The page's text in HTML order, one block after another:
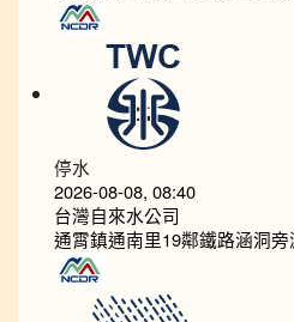
停水
2026-08-08, 08:40
台灣自來水公司
通霄鎮通南里19鄰鐵路涵洞